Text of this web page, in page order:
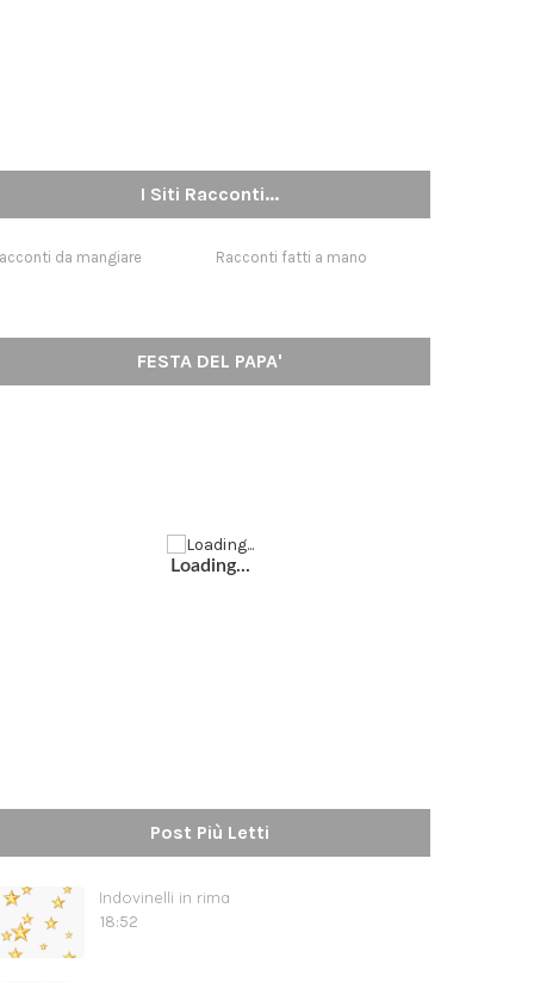
I Siti Racconti...
da mangiare Racconti fatti a mano
FESTA DEL PAPA'
Loading...
Post Più Letti
Indovinelli in rima
18:52